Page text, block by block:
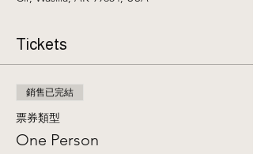
Tickets
銷售已完結
票券類型
One Person